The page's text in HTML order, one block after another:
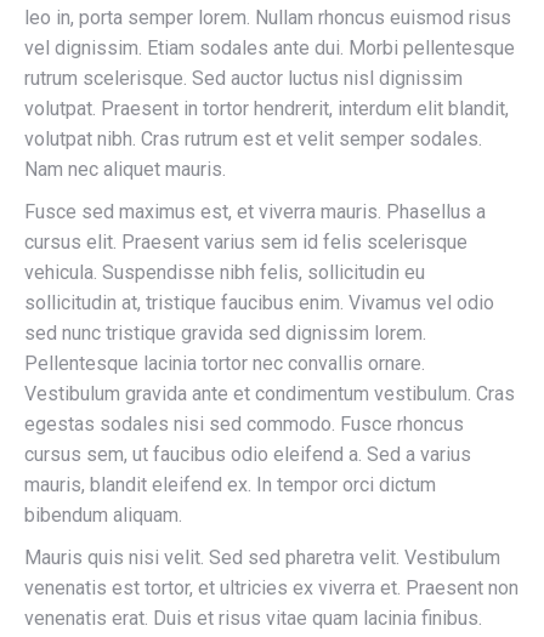
leo in, porta semper lorem. Nullam rhoncus euismod risus
vel dignissim. Etiam sodales ante dui. Morbi pellentesque
rutrum scelerisque. Sed auctor luctus nisl dignissim
volutpat. Praesent in tortor hendrerit, interdum elit blandit,
volutpat nibh. Cras rutrum est et velit semper sodales.
Nam nec aliquet mauris.
Fusce sed maximus est, et viverra mauris. Phasellus a
cursus elit. Praesent varius sem id felis scelerisque
vehicula. Suspendisse nibh felis, sollicitudin eu
sollicitudin at, tristique faucibus enim. Vivamus vel odio
sed nunc tristique gravida sed dignissim lorem.
Pellentesque lacinia tortor nec convallis ornare.
Vestibulum gravida ante et condimentum vestibulum. Cras
egestas sodales nisi sed commodo. Fusce rhoncus
cursus sem, ut faucibus odio eleifend a. Sed a varius
mauris, blandit eleifend ex. In tempor orci dictum
bibendum aliquam.
Mauris quis nisi velit. Sed sed pharetra velit. Vestibulum
venenatis est tortor, et ultricies ex viverra et. Praesent non
venenatis erat. Duis et risus vitae quam lacinia finibus.